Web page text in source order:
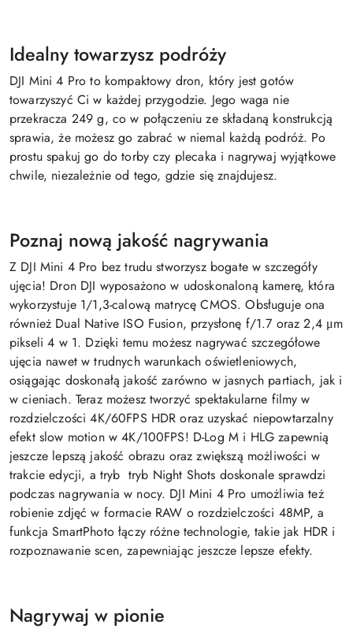
Idealny towarzysz podróży
DJI Mini 4 Pro to kompaktowy dron, który jest gotów
towarzyszyć Ci w każdej przygodzie. Jego waga nie
przekracza 249 g, co w połączeniu ze składaną konstrukcją
sprawia, że możesz go zabrać w niemal każdą podróż. Po
prostu spakuj go do torby czy plecaka i nagrywaj wyjątkowe
chwile, niezależnie od tego, gdzie się znajdujesz.
Poznaj nową jakość nagrywania
Z DJI Mini 4 Pro bez trudu stworzysz bogate w szczegóły
ujęcia! Dron DJI wyposażono w udoskonaloną kamerę, która
wykorzystuje 1/1,3-calową matrycę CMOS. Obsługuje ona
również Dual Native ISO Fusion, przysłonę f/1.7 oraz 2,4 μm
pikseli 4 w 1. Dzięki temu możesz nagrywać szczegółowe
ujęcia nawet w trudnych warunkach oświetleniowych,
osiągając doskonałą jakość zarówno w jasnych partiach, jak i
w cieniach. Teraz możesz tworzyć spektakularne filmy w
rozdzielczości 4K/60FPS HDR oraz uzyskać niepowtarzalny
efekt slow motion w 4K/100FPS! D-Log M i HLG zapewnią
jeszcze lepszą jakość obrazu oraz zwiększą możliwości w
trakcie edycji, a tryb tryb Night Shots doskonale sprawdzi
podczas nagrywania w nocy. DJI Mini 4 Pro umożliwia też
robienie zdjęć w formacie RAW o rozdzielczości 48MP, a
funkcja SmartPhoto łączy różne technologie, takie jak HDR i
rozpoznawanie scen, zapewniając jeszcze lepsze efekty.
Nagrywaj w pionie